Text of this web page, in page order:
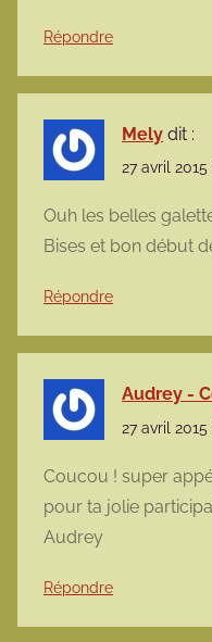
Répondre
Mely dit :
27 avril
Ouh les belles
Bises et bon début
Répondre
Audrey -
27 avril
Coucou ! super
pour ta jolie
Audrey
Répondre